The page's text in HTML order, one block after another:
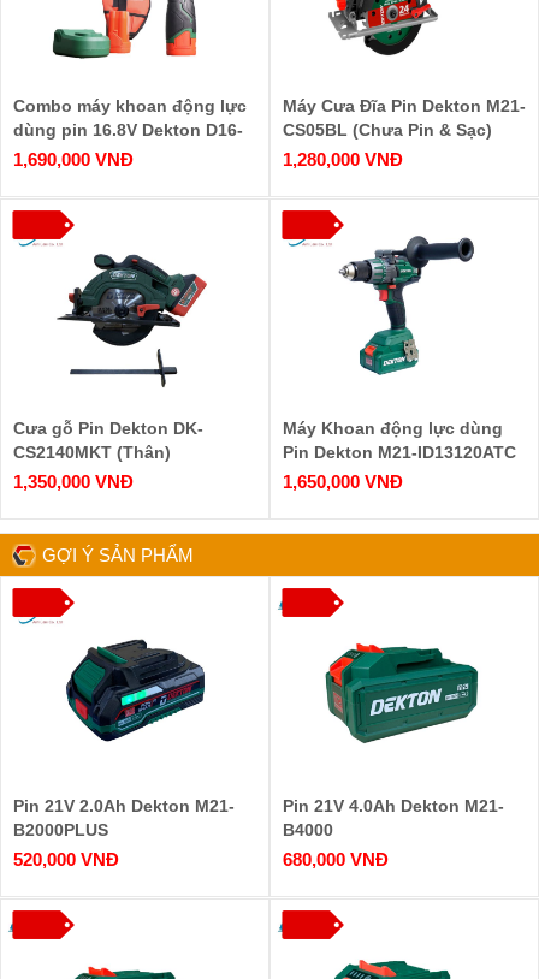
Combo máy khoan động lực
dùng pin 16.8V Dekton D16-
KB1055PRO
1,690,000 VNĐ
Máy Cưa Đĩa Pin Dekton M21-
CS05BL (Chưa Pin & Sạc)
1,280,000 VNĐ
Cưa gỗ Pin Dekton DK-
CS2140MKT (Thân)
1,350,000 VNĐ
Máy Khoan động lực dùng
Pin Dekton M21-ID13120ATC
( Chưa Pin & Sạc )
1,650,000 VNĐ
GỢI Ý SẢN PHẨM
Pin 21V 2.0Ah Dekton M21-
B2000PLUS
520,000 VNĐ
Pin 21V 4.0Ah Dekton M21-
B4000
680,000 VNĐ